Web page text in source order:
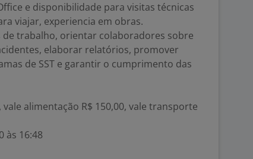
e disponibilidade para visitas técnicas
viajar, experiencia em obras.
trabalho, orientar colaboradores sobre
elaborar relatórios, promover
de SST e garantir o cumprimento das
vale alimentação R$ 150,00, vale transporte
às 16:48